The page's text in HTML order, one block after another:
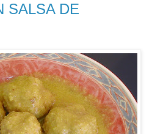
SALSA DE